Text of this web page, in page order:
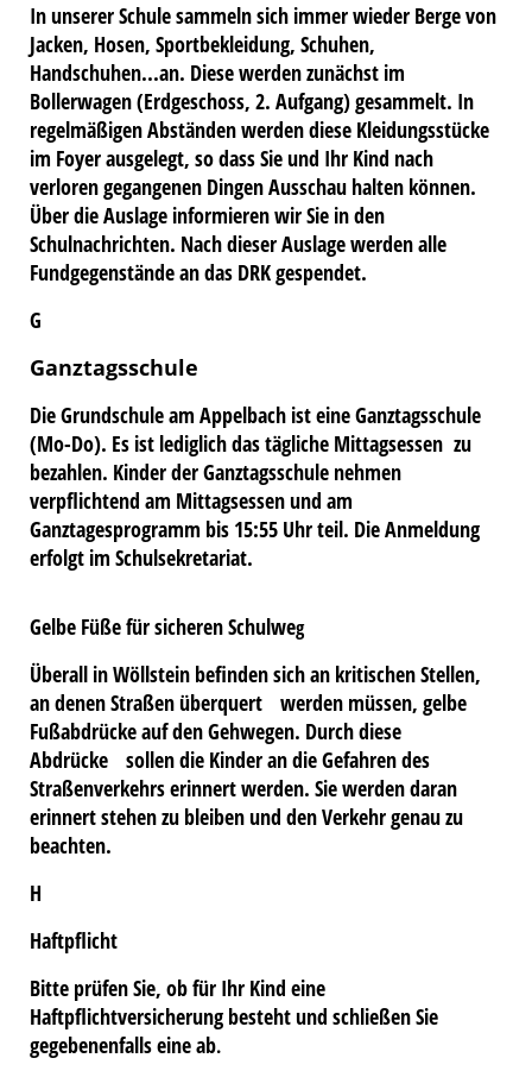
In unserer Schule sammeln sich immer wieder Berge von
Jacken, Hosen, Sportbekleidung, Schuhen,
Handschuhen...an. Diese werden zunächst im
Bollerwagen (Erdgeschoss, 2. Aufgang) gesammelt. In
regelmäßigen Abständen werden diese Kleidungsstücke
im Foyer ausgelegt, so dass Sie und Ihr Kind nach
verloren gegangenen Dingen Ausschau halten können.
Über die Auslage informieren wir Sie in den
Schulnachrichten. Nach dieser Auslage werden alle
Fundgegenstände an das DRK gespendet.
G
Ganztagsschule
Die Grundschule am Appelbach ist eine Ganztagsschule
(Mo-Do). Es ist lediglich das tägliche Mittagsessen zu
bezahlen. Kinder der Ganztagsschule nehmen
verpflichtend am Mittagsessen und am
Ganztagesprogramm bis 15:55 Uhr teil. Die Anmeldung
erfolgt im Schulsekretariat.
Gelbe Füße für sicheren Schulweg
Überall in Wöllstein befinden sich an kritischen Stellen,
an denen Straßen überquert werden müssen, gelbe
Fußabdrücke auf den Gehwegen. Durch diese
Abdrücke sollen die Kinder an die Gefahren des
Straßenverkehrs erinnert werden. Sie werden daran
erinnert stehen zu bleiben und den Verkehr genau zu
beachten.
H
Haftpflicht
Bitte prüfen Sie, ob für Ihr Kind eine
Haftpflichtversicherung besteht und schließen Sie
gegebenenfalls eine ab.